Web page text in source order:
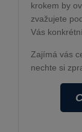
krokem by
zvažujete
Vás
Zajímá vás
nechte si